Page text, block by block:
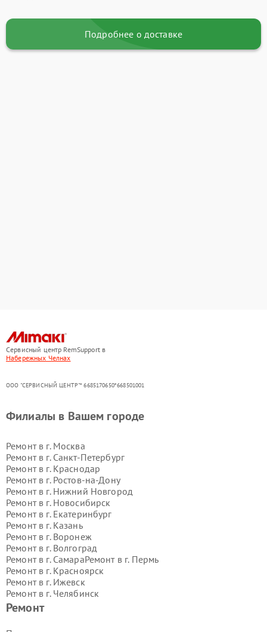
Подробнее о доставке
Сервисный центр RemSupport в
Набережных Челнах
ООО "СЕРВИСНЫЙ ЦЕНТР"* 6685170650*668501001
Ремонт
Филиалы в Вашем городе
Ремонт в г. Москва
Ремонт в г. Санкт-Петербург
Ремонт в г. Краснодар
Ремонт в г. Ростов-на-Дону
Ремонт в г. Нижний Новгород
Ремонт в г. Новосибирск
Ремонт в г. Екатеринбург
Ремонт в г. Казань
Ремонт в г. Воронеж
Ремонт в г. Волгоград
Ремонт в г. СамараРемонт в г. Пермь
Ремонт в г. Красноярск
Ремонт в г. Ижевск
Ремонт в г. Челябинск
Ремонт в г.
Ремонт в г.